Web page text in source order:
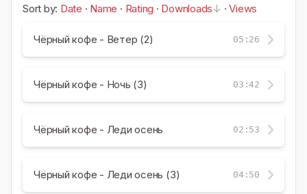
Sort by: Date · Name · Rating · Downloads ·Views
Чёрный кофе - Ветер (2) 05:26
Чёрный кофе - Ночь (3) 03:42
Чёрный кофе - Леди осень 02:53
Чёрный кофе - Леди осень (3) 04:50